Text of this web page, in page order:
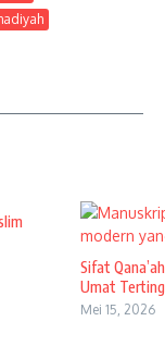
Sifat
Umat
Mei 15, 2026